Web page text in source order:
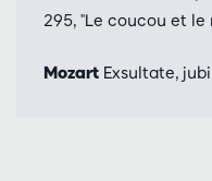
295, "Le coucou et le
Mozart Exsultate,